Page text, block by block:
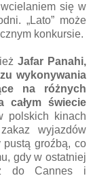
się w
„Lato” może
konkursie.
Jafar Panahi,
wykonywania
na różnych
świecie
polskich kinach
wyjazdów
pustą groźbą, co
gdy w ostatniej
do Cannes i